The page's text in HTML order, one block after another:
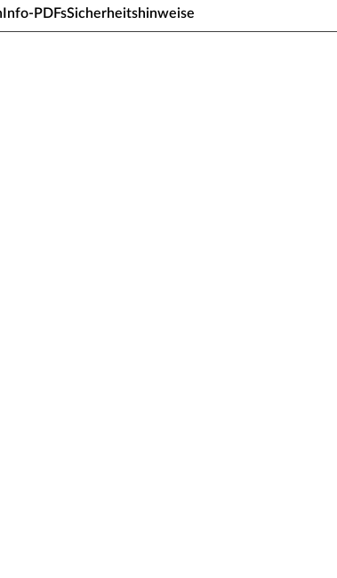
Info-PDFsSicherheitshinweise